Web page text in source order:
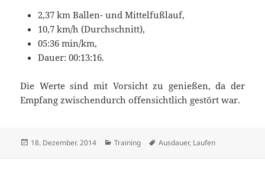
2,37 km Ballen- und Mittelfußlauf,
10,7 km/h (Durchschnitt),
05:36 min/km,
Dauer: 00:13:16.
Die Werte sind mit Vorsicht zu genießen, da der
Empfang zwischendurch offensichtlich gestört war.
Veröffentlicht
18. Dezember. 2014 Kategorien
Training Schlagwörter
Ausdauer, Laufen